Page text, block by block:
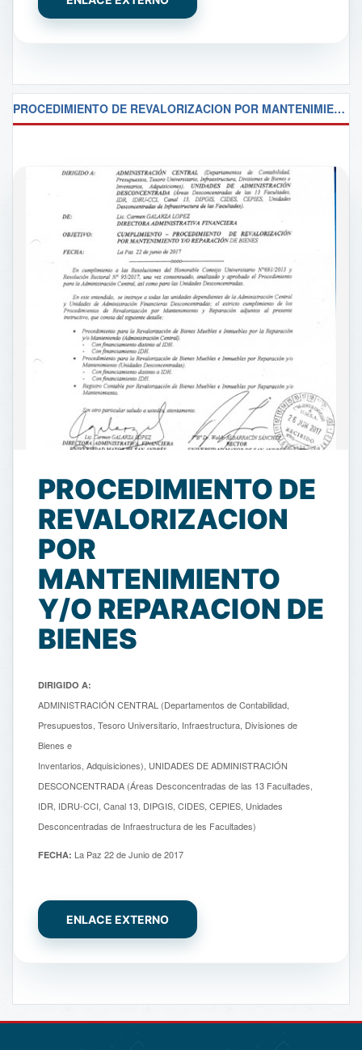
PROCEDIMIENTO DE REVALORIZACION POR MANTENIMIENTO Y/O REPARACION DE BIENES
PROCEDIMIENTO DE
REVALORIZACION
POR
MANTENIMIENTO
Y/O REPARACION DE
BIENES
DIRIGIDO A:
ADMINISTRACIÓN CENTRAL (Departamentos de Contabilidad,
Presupuestos, Tesoro Universitario, Infraestructura, Divisiones de
Bienes e
Inventarios, Adquisiciones), UNIDADES DE ADMINISTRACIÓN
DESCONCENTRADA (Áreas Desconcentradas de las 13 Facultades,
IDR, IDRU-CCI, Canal 13, DIPGIS, CIDES, CEPIES, Unidades
Desconcentradas de Infraestructura de les Facultades)
FECHA: La Paz 22 de Junio de 2017
ENLACE EXTERNO